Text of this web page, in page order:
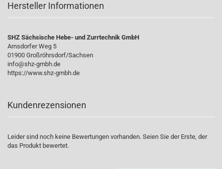
Hersteller Informationen
SHZ Sächsische Hebe- und Zurrtechnik GmbH
Arnsdorfer Weg 5
01900 Großröhrsdorf/Sachsen
info@shz-gmbh.de
https://www.shz-gmbh.de
Kundenrezensionen
Leider sind noch keine Bewertungen vorhanden. Seien Sie der Erste, der
das Produkt bewertet.